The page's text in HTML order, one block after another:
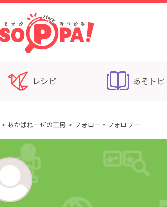
レシピ あそトピ
あかばねーぜの工房 フォロー・フォロワー